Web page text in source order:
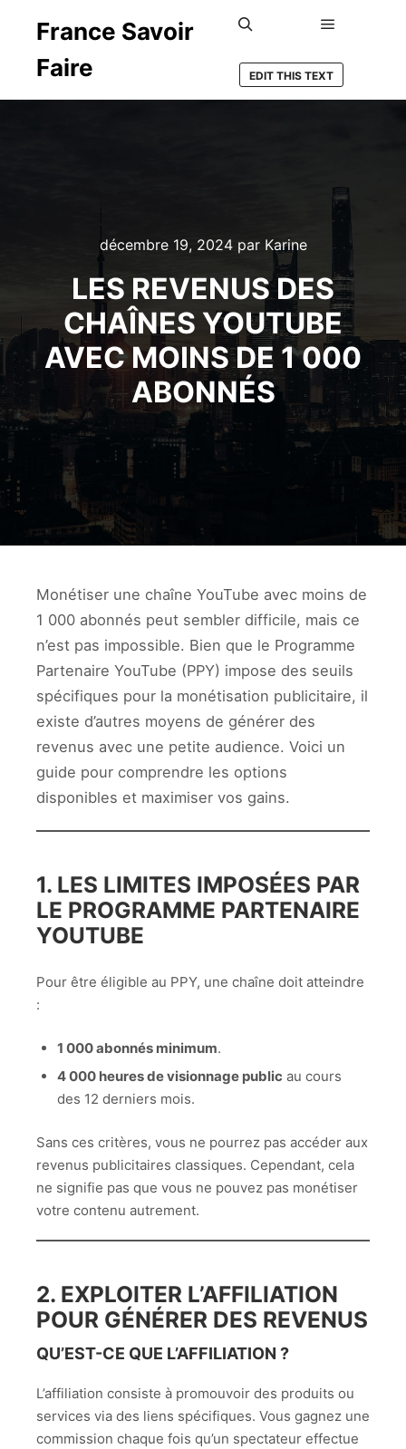
France Savoir
Faire
EDIT THIS TEXT
décembre 19, 2024par Karine
LES REVENUS DES
CHAÎNES YOUTUBE
AVEC MOINS DE 1 000
ABONNÉS
Monétiser une chaîne YouTube avec moins de
1 000 abonnés peut sembler difficile, mais ce
n’est pas impossible. Bien que le Programme
Partenaire YouTube (PPY) impose des seuils
spécifiques pour la monétisation publicitaire, il
existe d’autres moyens de générer des
revenus avec une petite audience. Voici un
guide pour comprendre les options
disponibles et maximiser vos gains.
1. LES LIMITES IMPOSÉES PAR
LE PROGRAMME PARTENAIRE
YOUTUBE
Pour être éligible au PPY, une chaîne doit atteindre
:
1 000 abonnés minimum.
4 000 heures de visionnage public au cours
des 12 derniers mois.
Sans ces critères, vous ne pourrez pas accéder aux
revenus publicitaires classiques. Cependant, cela
ne signifie pas que vous ne pouvez pas monétiser
votre contenu autrement.
2. EXPLOITER L’AFFILIATION
POUR GÉNÉRER DES REVENUS
QU’EST-CE QUE L’AFFILIATION ?
L’affiliation consiste à promouvoir des produits ou
services via des liens spécifiques. Vous gagnez une
commission chaque fois qu’un spectateur effectue